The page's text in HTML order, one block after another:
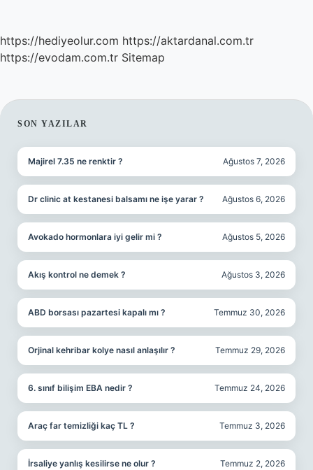
https://hediyeolur.com https://aktardanal.com.tr
https://evodam.com.tr Sitemap
SIDEBAR
SON YAZILAR
Majirel 7.35 ne renktir ? Ağustos 7, 2026
Dr clinic at kestanesi balsamı ne işe yarar ? Ağustos 6, 2026
Avokado hormonlara iyi gelir mi ? Ağustos 5, 2026
Akış kontrol ne demek ? Ağustos 3, 2026
ABD borsası pazartesi kapalı mı ? Temmuz 30, 2026
Orjinal kehribar kolye nasıl anlaşılır ? Temmuz 29, 2026
6. sınıf bilişim EBA nedir ? Temmuz 24, 2026
Araç far temizliği kaç TL ? Temmuz 3, 2026
İrsaliye yanlış kesilirse ne olur ? Temmuz 2, 2026